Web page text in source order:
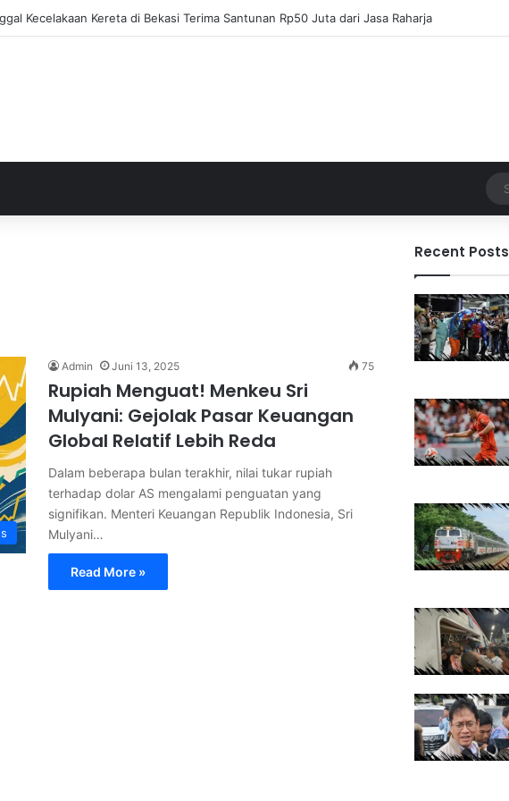
Eksel Runtukahu Dipanggil John Herdman, Pemain Asing Jadi Cadangan
Admin Juni 13, 2025 75
Rupiah Menguat! Menkeu Sri
Mulyani: Gejolak Pasar Keuangan
Global Relatif Lebih Reda
Dalam beberapa bulan terakhir, nilai tukar rupiah
terhadap dolar AS mengalami penguatan yang
signifikan. Menteri Keuangan Republik Indonesia, Sri
Mulyani…
Read More »
Recent Posts